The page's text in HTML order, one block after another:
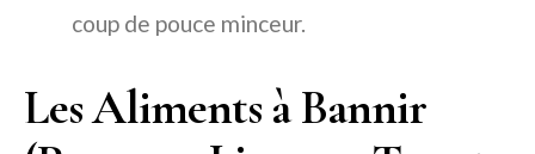
coup de pouce minceur.
Les Aliments à Bannir